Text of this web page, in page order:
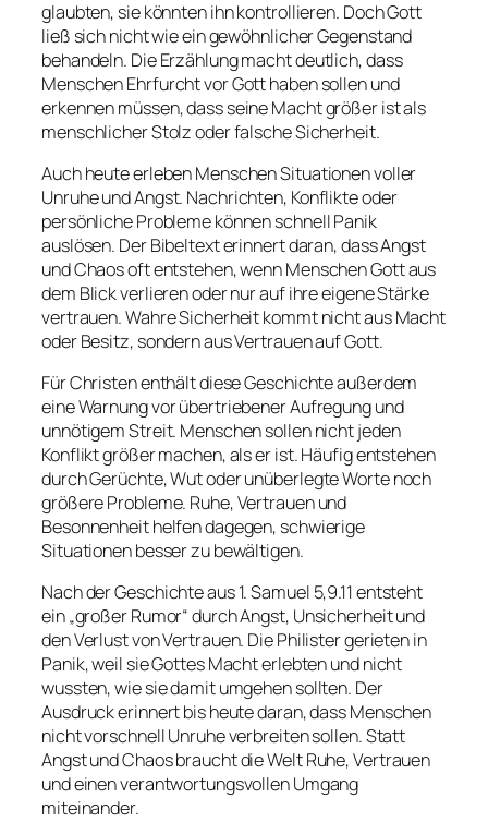
glaubten, sie könnten ihn kontrollieren. Doch Gott
ließ sich nicht wie ein gewöhnlicher Gegenstand
behandeln. Die Erzählung macht deutlich, dass
Menschen Ehrfurcht vor Gott haben sollen und
erkennen müssen, dass seine Macht größer ist als
menschlicher Stolz oder falsche Sicherheit.
Auch heute erleben Menschen Situationen voller
Unruhe und Angst. Nachrichten, Konflikte oder
persönliche Probleme können schnell Panik
auslösen. Der Bibeltext erinnert daran, dass Angst
und Chaos oft entstehen, wenn Menschen Gott aus
dem Blick verlieren oder nur auf ihre eigene Stärke
vertrauen. Wahre Sicherheit kommt nicht aus Macht
oder Besitz, sondern aus Vertrauen auf Gott.
Für Christen enthält diese Geschichte außerdem
eine Warnung vor übertriebener Aufregung und
unnötigem Streit. Menschen sollen nicht jeden
Konflikt größer machen, als er ist. Häufig entstehen
durch Gerüchte, Wut oder unüberlegte Worte noch
größere Probleme. Ruhe, Vertrauen und
Besonnenheit helfen dagegen, schwierige
Situationen besser zu bewältigen.
Nach der Geschichte aus 1. Samuel 5,9.11 entsteht
ein „großer Rumor“ durch Angst, Unsicherheit und
den Verlust von Vertrauen. Die Philister gerieten in
Panik, weil sie Gottes Macht erlebten und nicht
wussten, wie sie damit umgehen sollten. Der
Ausdruck erinnert bis heute daran, dass Menschen
nicht vorschnell Unruhe verbreiten sollen. Statt
Angst und Chaos braucht die Welt Ruhe, Vertrauen
und einen verantwortungsvollen Umgang
miteinander.